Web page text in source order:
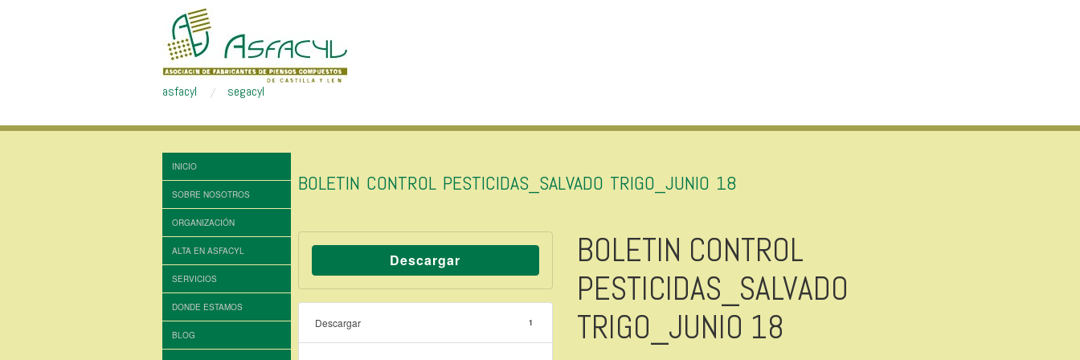
asfacyl segacyl
INICIO
SOBRE NOSOTROS
ORGANIZACIÓN
ALTA EN ASFACYL
SERVICIOS
DONDE ESTAMOS
BLOG
BOLETIN CONTROL PESTICIDAS_SALVADO TRIGO_JUNIO 18
Descargar
Descargar 1
BOLETIN CONTROL
PESTICIDAS_SALVADO
TRIGO_JUNIO 18